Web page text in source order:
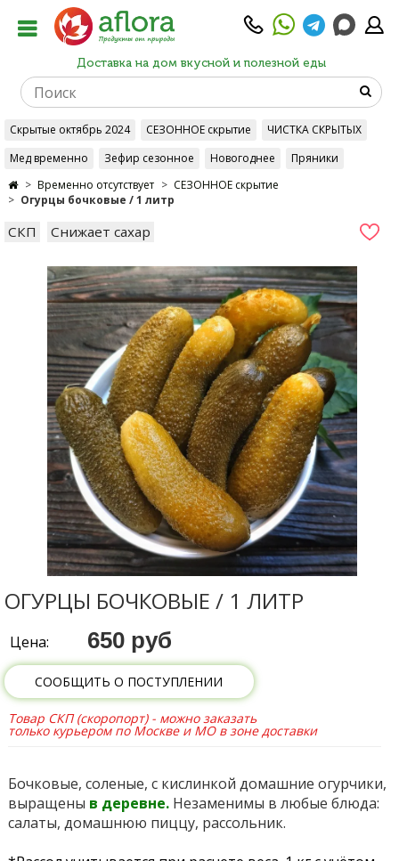
Доставка на дом вкусной и полезной еды
Скрытые октябрь 2024 СЕЗОННОЕ скрытие
ЧИСТКА СКРЫТЫХ
Мед временно
Зефир сезонное Новогоднее
Пряники
Временно отсутствует
СЕЗОННОЕ скрытие
Огурцы бочковые / 1 литр
СКП Снижает сахар
ОГУРЦЫ БОЧКОВЫЕ / 1 ЛИТР
Цена: 650 руб
СООБЩИТЬ О ПОСТУПЛЕНИИ
Товар СКП (скоропорт) - можно заказать
только курьером по Москве и МО в зоне доставки
Бочковые, соленые, с кислинкой домашние огурчики,
выращены в деревне. Незаменимы в любые блюда:
салаты, домашнюю пиццу, рассольник.